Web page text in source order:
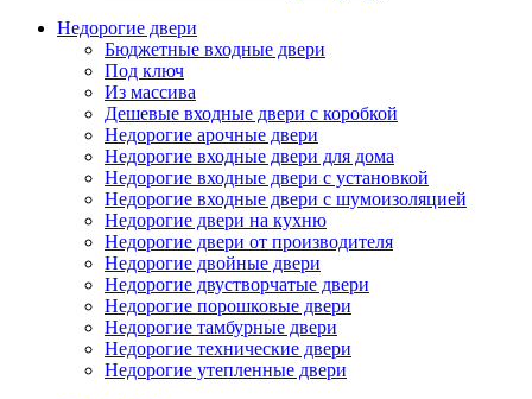
Недорогие двери
Бюджетные входные двери
Под ключ
Из массива
Дешевые входные двери с коробкой
Недорогие арочные двери
Недорогие входные двери для дома
Недорогие входные двери с установкой
Недорогие входные двери с шумоизоляцией
Недорогие двери на кухню
Недорогие двери от производителя
Недорогие двойные двери
Недорогие двустворчатые двери
Недорогие порошковые двери
Недорогие тамбурные двери
Недорогие технические двери
Недорогие утепленные двери